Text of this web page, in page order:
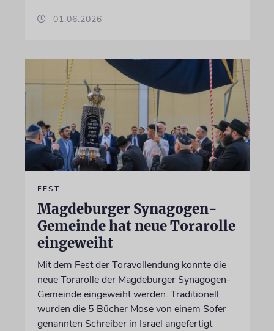
01.06.2026
FEST
Magdeburger Synagogen-
Gemeinde hat neue Torarolle
eingeweiht
Mit dem Fest der Toravollendung konnte die
neue Torarolle der Magdeburger Synagogen-
Gemeinde eingeweiht werden. Traditionell
wurden die 5 Bücher Mose von einem Sofer
genannten Schreiber in Israel angefertigt